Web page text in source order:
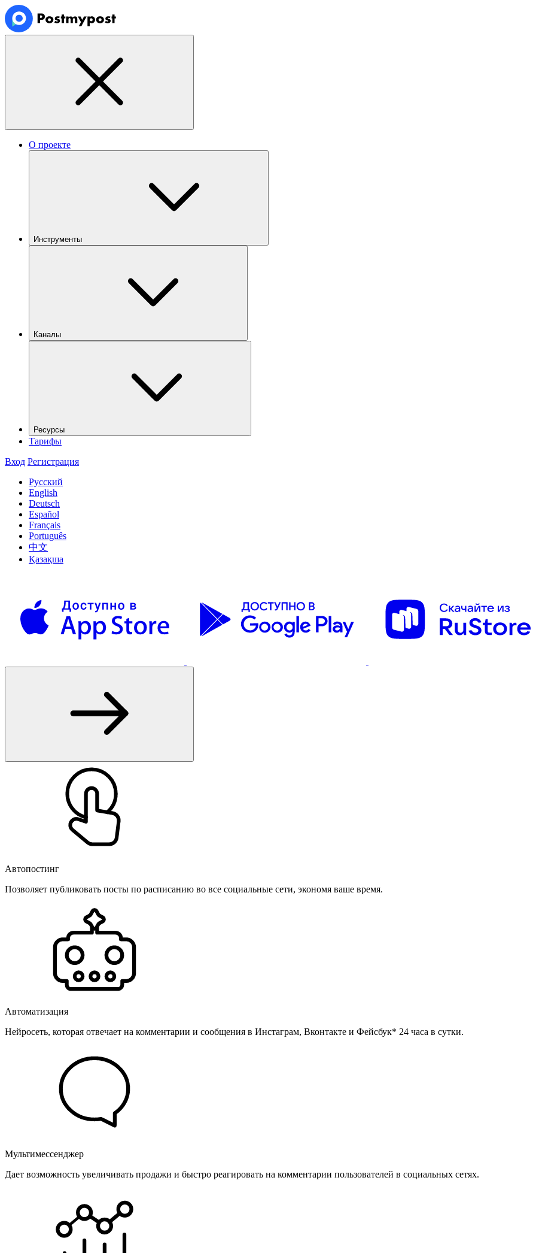
О проекте
Инструменты
Каналы
Ресурсы
Тарифы
Вход Регистрация
Русский
English
Deutsch
Español
Français
Português
中文
Қазақша
Автопостинг
Позволяет публиковать посты по расписанию во все социальные сети, экономя ваше время.
Автоматизация
Нейросеть, которая отвечает на комментарии и сообщения в Инстаграм, Вконтакте и Фейсбук* 24 часа в сутки.
Мультимессенджер
Дает возможность увеличивать продажи и быстро реагировать на комментарии пользователей в социальных сетях.